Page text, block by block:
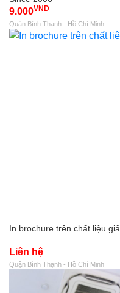
9.000VND
Quận Bình Thạnh - Hồ Chí Minh
In brochure trên chất liệu
Liên hệ
Quận Bình Thạnh - Hồ Chí Minh